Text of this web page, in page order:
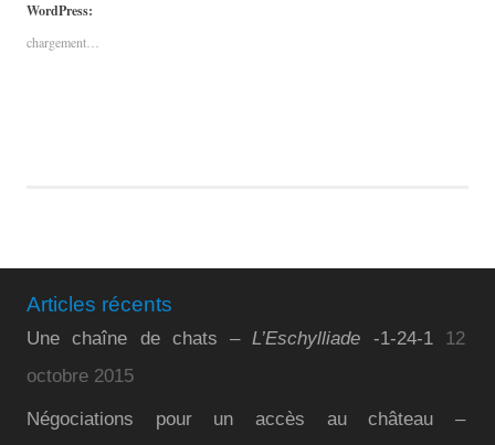
WordPress:
chargement…
Articles récents
Une chaîne de chats –L’Eschylliade -1-24-1
12
octobre 2015
Négociations pour un accès au château –